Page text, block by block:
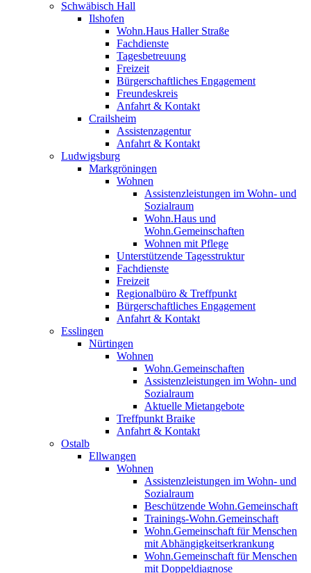
Schwäbisch Hall
Ilshofen
Wohn.Haus Haller Straße
Fachdienste
Tagesbetreuung
Freizeit
Bürgerschaftliches Engagement
Freundeskreis
Anfahrt & Kontakt
Crailsheim
Assistenzagentur
Anfahrt & Kontakt
Ludwigsburg
Markgröningen
Wohnen
Assistenzleistungen im Wohn- und
Sozialraum
Wohn.Haus und
Wohn.Gemeinschaften
Wohnen mit Pflege
Unterstützende Tagesstruktur
Fachdienste
Freizeit
Regionalbüro & Treffpunkt
Bürgerschaftliches Engagement
Anfahrt & Kontakt
Esslingen
Nürtingen
Wohnen
Wohn.Gemeinschaften
Assistenzleistungen im Wohn- und
Sozialraum
Aktuelle Mietangebote
Treffpunkt Braike
Anfahrt & Kontakt
Ostalb
Ellwangen
Wohnen
Assistenzleistungen im Wohn- und
Sozialraum
Beschützende Wohn.Gemeinschaft
Trainings-Wohn.Gemeinschaft
Wohn.Gemeinschaft für Menschen
mit Abhängigkeitserkrankung
Wohn.Gemeinschaft für Menschen
mit Doppeldiagnose